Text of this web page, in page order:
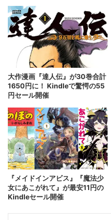
大作漫画『達人伝』が30巻合計
1650円に！ Kindleで驚愕の55
円セール開催
『メイドインアビス』『魔法少
女にあこがれて』が最安11円の
Kindleセール開催